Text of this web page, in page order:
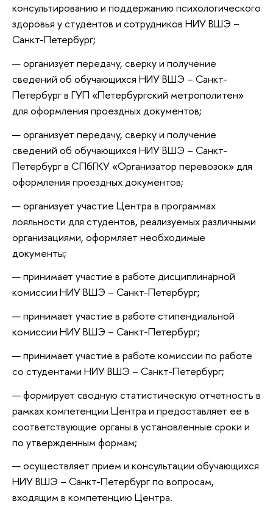
консультированию и поддержанию психологического
здоровья у студентов и сотрудников НИУ ВШЭ –
Санкт-Петербург;
организует передачу, сверку и получение
сведений об обучающихся НИУ ВШЭ – Санкт-
Петербург в ГУП «Петербургский метрополитен»
для оформления проездных документов;
организует передачу, сверку и получение
сведений об обучающихся НИУ ВШЭ – Санкт-
Петербург в СПбГКУ «Организатор перевозок» для
оформления проездных документов;
организует участие Центра в программах
лояльности для студентов, реализуемых различными
организациями, оформляет необходимые
документы;
принимает участие в работе дисциплинарной
комиссии НИУ ВШЭ – Санкт-Петербург;
принимает участие в работе стипендиальной
комиссии НИУ ВШЭ – Санкт-Петербург;
принимает участие в работе комиссии по работе
со студентами НИУ ВШЭ – Санкт-Петербург;
формирует сводную статистическую отчетность в
рамках компетенции Центра и предоставляет ее в
соответствующие органы в установленные сроки и
по утвержденным формам;
осуществляет прием и консультации обучающихся
НИУ ВШЭ – Санкт-Петербург по вопросам,
входящим в компетенцию Центра.